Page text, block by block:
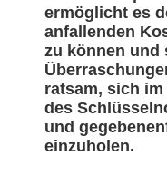
ermöglicht es
anfallenden
zu können und
ratsam, sich
des
und
einzuholen.